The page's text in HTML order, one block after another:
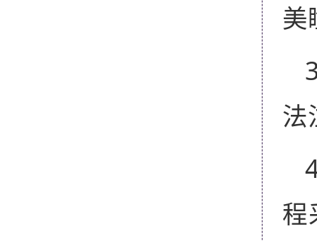
美
法
程